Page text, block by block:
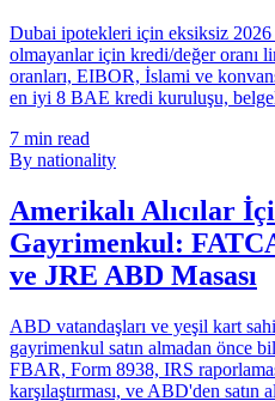
Dubai ipotekleri için eksiksiz
olmayanlar için kredi/değer oranı
oranları, EIBOR, İslami ve
en iyi 8 BAE kredi kuruluşu,
7 min read
By nationality
Amerikalı Alıcılar
Gayrimenkul:
ve JRE ABD Masası
ABD vatandaşları ve yeşil kart
gayrimenkul satın almadan önce
FBAR, Form 8938, IRS
karşılaştırması, ve ABD'den